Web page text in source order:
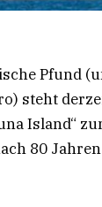
Pfund
steht
Island“
80